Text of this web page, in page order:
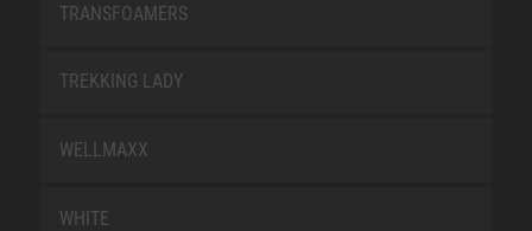
TRANSFOAMERS
TREKKING LADY
WELLMAXX
WHITE